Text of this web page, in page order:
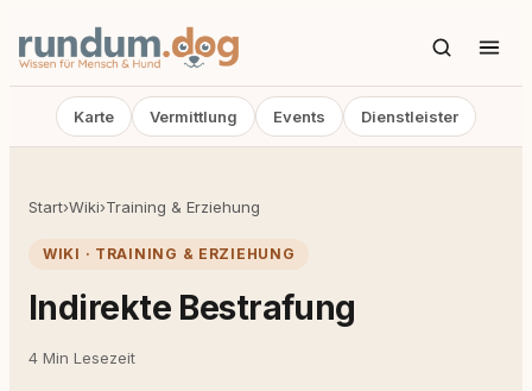
Karte Vermittlung Events Dienstleister
Start›Wiki›Training & Erziehung
WIKI · TRAINING & ERZIEHUNG
Indirekte Bestrafung
4 Min Lesezeit